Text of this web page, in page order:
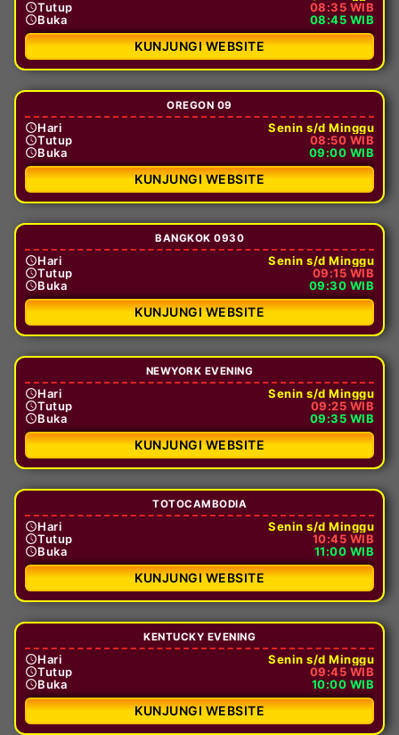
Tutup
08:35 WIB
Buka
08:45 WIB
KUNJUNGI WEBSITE
OREGON 09
Hari
Senin s/d Minggu
Tutup
08:50 WIB
Buka
09:00 WIB
KUNJUNGI WEBSITE
BANGKOK 0930
Hari
Senin s/d Minggu
Tutup
09:15 WIB
Buka
09:30 WIB
KUNJUNGI WEBSITE
NEWYORK EVENING
Hari
Senin s/d Minggu
Tutup
09:25 WIB
Buka
09:35 WIB
KUNJUNGI WEBSITE
TOTOCAMBODIA
Hari
Senin s/d Minggu
Tutup
10:45 WIB
Buka
11:00 WIB
KUNJUNGI WEBSITE
KENTUCKY EVENING
Hari
Senin s/d Minggu
Tutup
09:45 WIB
Buka
10:00 WIB
KUNJUNGI WEBSITE